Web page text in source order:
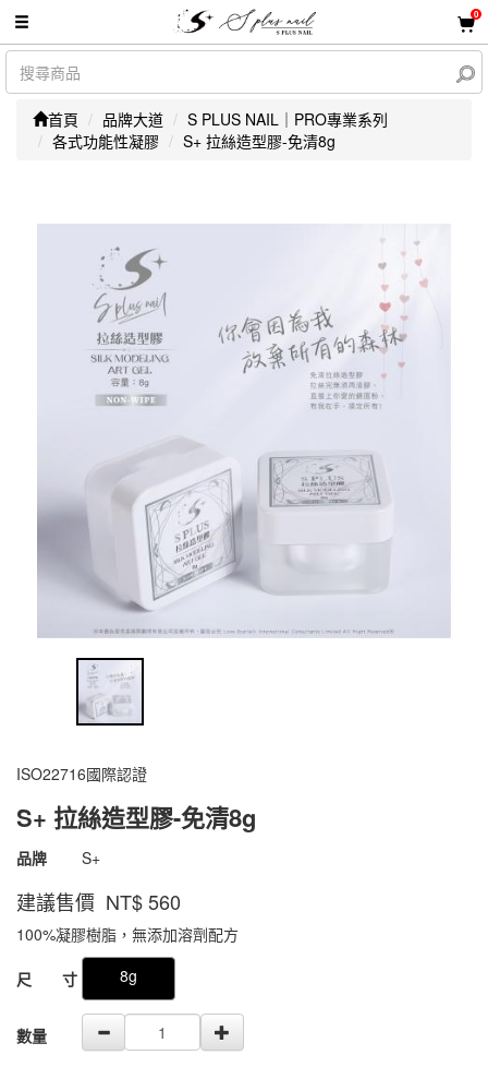
0
首頁 品牌大道
S PLUS NAIL｜PRO專業系列
各式功能性凝膠
S+ 拉絲造型膠-免清8g
ISO22716國際認證
S+ 拉絲造型膠-免清8g
商品代號 1800000902163
1800000902163
品牌 S+
建議售價 NT$560
100%凝膠樹脂，無添加溶劑配方
GOODS000000000000001026554
尺 寸 8g
數量